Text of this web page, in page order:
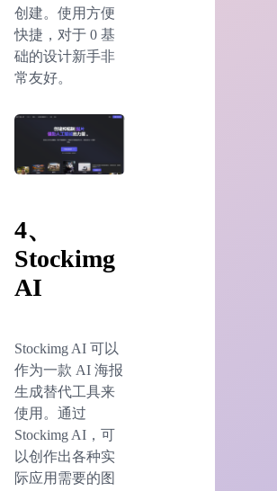
创建。使用方便
快捷，对于 0 基
础的设计新手非
常友好。
4、
Stockimg
AI
Stockimg AI 可以
作为一款 AI 海报
生成替代工具来
使用。通过
Stockimg AI，可
以创作出各种实
际应用需要的图